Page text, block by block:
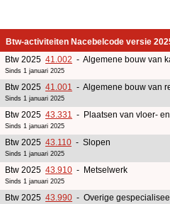
Btw-activiteiten Nacebelcode versie
Btw 2025 41.002 - Algemene bouw van
Sinds 1 januari 2025
Btw 2025 41.001 - Algemene bouw van
Sinds 1 januari 2025
Btw 2025 43.331 - Plaatsen van vloer-
Sinds 1 januari 2025
Btw 2025 43.110 - Slopen
Sinds 1 januari 2025
Btw 2025 43.910 - Metselwerk
Sinds 1 januari 2025
Btw 2025 43.990 - Overige